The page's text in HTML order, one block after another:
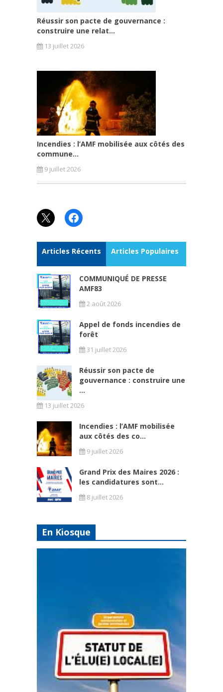
Réussir son pacte de gouvernance :
construire une relat...
13 juillet 2026
Incendies : l’AMF mobilisée aux côtés des
commune...
9 juillet 2026
X Facebook
Articles Récents Articles Populaires
COMMUNIQUÉ DE PRESSE
AMF83
2 août 2026
Appel de fonds incendies de
forêt
31 juillet 2026
Réussir son pacte de
gouvernance : construire une
...
13 juillet 2026
Incendies : l’AMF mobilisée
aux côtés des co...
9 juillet 2026
Grand Prix des Maires 2026 :
les candidatures sont...
8 juillet 2026
En Kiosque